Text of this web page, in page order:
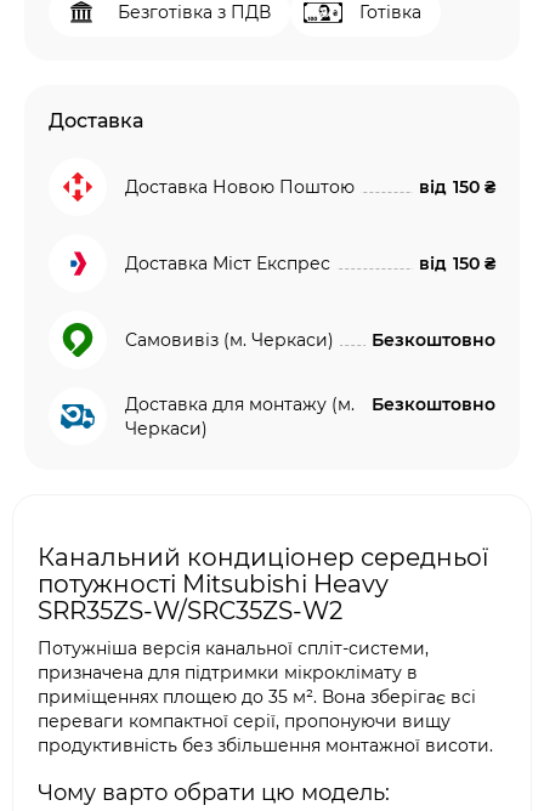
Безготівка з ПДВ Готівка
Доставка
Доставка Новою Поштою від 150 ₴
Доставка Міст Експрес від 150 ₴
Самовивіз (м. Черкаси) Безкоштовно
Доставка для монтажу (м.
Черкаси)
Безкоштовно
Канальний кондиціонер середньої
потужності Mitsubishi Heavy
SRR35ZS-W/SRC35ZS-W2
Потужніша версія канальної спліт-системи,
призначена для підтримки мікроклімату в
приміщеннях площею до 35 м². Вона зберігає всі
переваги компактної серії, пропонуючи вищу
продуктивність без збільшення монтажної висоти.
Чому варто обрати цю модель: